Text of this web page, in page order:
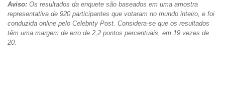
Aviso: Os resultados da enquete são baseados em uma amostra
representativa de 920 participantes que votaram no mundo inteiro, e foi
conduzida online pelo Celebrity Post. Considera-se que os resultados
têm uma margem de erro de 2,2 pontos percentuais, em 19 vezes de
20.